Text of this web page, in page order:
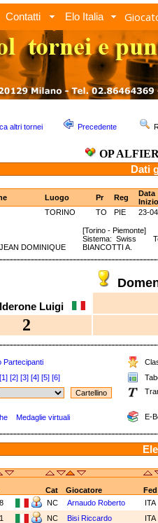
Contatti Elo Italia
altri tornei Precedente
OP
Dati
Luogo Pr Reg
Data
Inizio
TORINO TO PIE
23-
[Torino - Piemonte]
Sistema: Swiss
JEAN DOMINIQUE BIANCOTTI A.
Luigi
2
Partecipanti
[1] [2] [3] [4] [5] [6]
Medaglie virtuali E-
Cat Giocatore
Fed
NC Arnaudo Roberto
ITA
NC Bisi Riccardo
ITA